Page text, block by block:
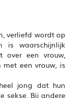
verliefd wordt op
waarschijnlijk
over een vrouw,
een vrouw, is
jong dat hun
sekse. Bij andere